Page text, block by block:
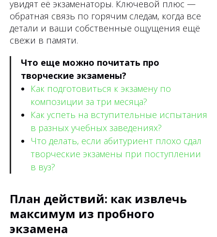
увидят её экзаменаторы. Ключевой плюс —
обратная связь по горячим следам, когда все
детали и ваши собственные ощущения ещё
свежи в памяти.
Что еще можно почитать про
творческие экзамены?
Как подготовиться к экзамену по
композиции за три месяца?
Как успеть на вступительные испытания
в разных учебных заведениях?
Что делать, если абитуриент плохо сдал
творческие экзамены при поступлении
в вуз?
План действий: как извлечь
максимум из пробного
экзамена